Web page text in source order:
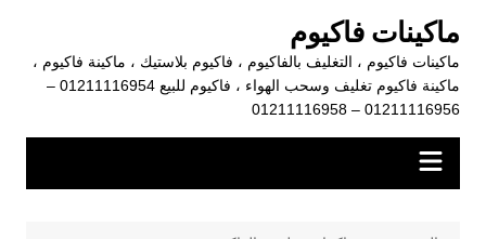
المحتوى
ماكينات فاكيوم
ماكينات فاكيوم ، التغليف بالفاكيوم ، فاكيوم بلاستيك ، ماكينة فاكيوم ،
ماكينة فاكيوم تغليف وسحب الهواء ، فاكيوم للبيع 01211116954 –
01211116956 – 01211116958